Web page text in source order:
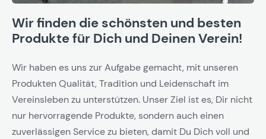
Wir finden die schönsten und besten
Produkte für Dich und Deinen Verein!
Wir haben es uns zur Aufgabe gemacht, mit unseren
Produkten Qualität, Tradition und Leidenschaft im
Vereinsleben zu unterstützen. Unser Ziel ist es, Dir nicht
nur hervorragende Produkte, sondern auch einen
zuverlässigen Service zu bieten, damit Du Dich voll und